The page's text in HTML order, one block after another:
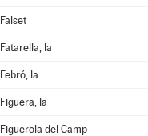
Falset
Fatarella, la
Febró, la
Figuera, la
Figuerola del Camp